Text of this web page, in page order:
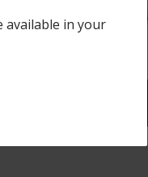
available in your